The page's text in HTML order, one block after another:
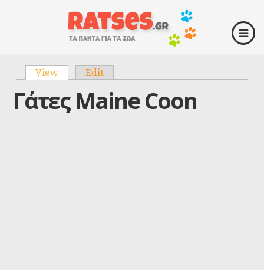
Primary tabs
View (active tab)
Edit
Γάτες Maine Coon